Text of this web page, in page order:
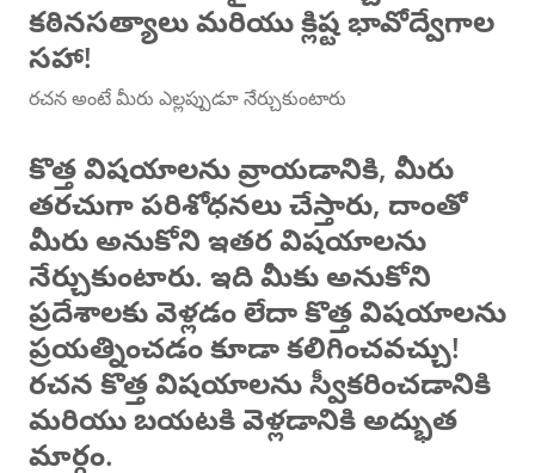
కఠినసత్యాలు మరియు క్లిష్ట భావోద్వేగాల
సహా!
రచన అంటే మీరు ఎల్లప్పుడూ నేర్చుకుంటారు
కొత్త విషయాలను వ్రాయడానికి, మీరు
తరచుగా పరిశోధనలు చేస్తారు, దాంతో
మీరు అనుకోని ఇతర విషయాలను
నేర్చుకుంటారు. ఇది మీకు అనుకోని
ప్రదేశాలకు వెళ్లడం లేదా కొత్త విషయాలను
ప్రయత్నించడం కూడా కలిగించవచ్చు!
రచన కొత్త విషయాలను స్వీకరించడానికి
మరియు బయటకి వెళ్లడానికి అద్భుత
మార్గం.